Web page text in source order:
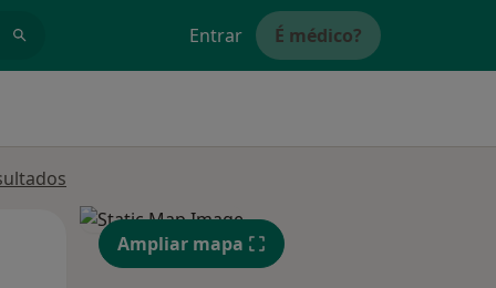
Entrar É médico?
Sex, Sáb,
15 Ago
Ampliar mapa